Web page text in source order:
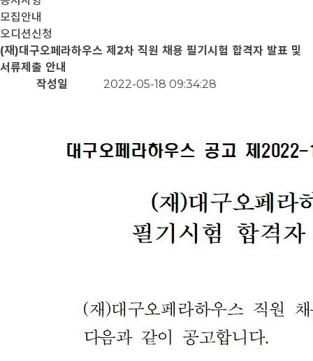
모집안내
오디션신청
(재)대구오페라하우스 제2차 직원 채용 필기시험 합격자 발표 및
서류제출 안내
작성일
2022-05-18 09:34:28